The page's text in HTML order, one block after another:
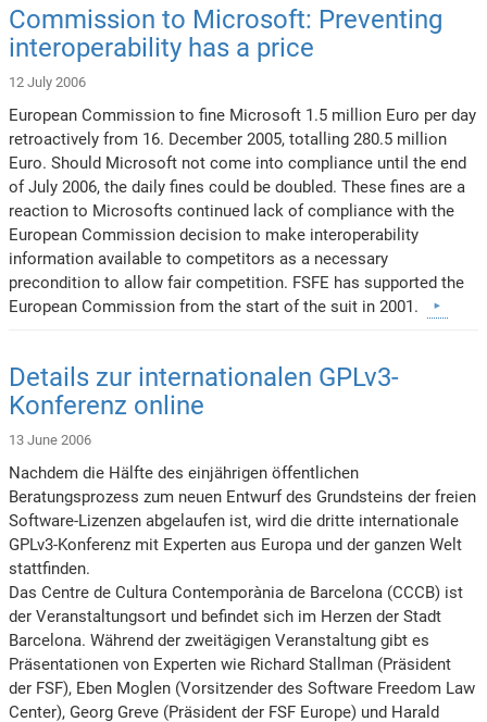
Commission to Microsoft: Preventing
interoperability has a price
12 July 2006
European Commission to fine Microsoft 1.5 million Euro per day
retroactively from 16. December 2005, totalling 280.5 million
Euro. Should Microsoft not come into compliance until the end
of July 2006, the daily fines could be doubled. These fines are a
reaction to Microsofts continued lack of compliance with the
European Commission decision to make interoperability
information available to competitors as a necessary
precondition to allow fair competition. FSFE has supported the
European Commission from the start of the suit in 2001.
Details zur internationalen GPLv3-
Konferenz online
13 June 2006
Nachdem die Hälfte des einjährigen öffentlichen
Beratungsprozess zum neuen Entwurf des Grundsteins der freien
Software-Lizenzen abgelaufen ist, wird die dritte internationale
GPLv3-Konferenz mit Experten aus Europa und der ganzen Welt
stattfinden.
Das Centre de Cultura Contemporània de Barcelona (CCCB) ist
der Veranstaltungsort und befindet sich im Herzen der Stadt
Barcelona. Während der zweitägigen Veranstaltung gibt es
Präsentationen von Experten wie Richard Stallman (Präsident
der FSF), Eben Moglen (Vorsitzender des Software Freedom Law
Center), Georg Greve (Präsident der FSF Europe) und Harald